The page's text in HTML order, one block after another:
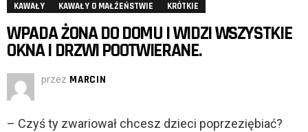
KAWAŁY KAWAŁY O MAŁŻEŃSTWIE KRÓTKIE
WPADA ŻONA DO DOMU I WIDZI WSZYSTKIE
OKNA I DRZWI POOTWIERANE.
przez MARCIN
– Czyś ty zwariował chcesz dzieci poprzeziębiać?